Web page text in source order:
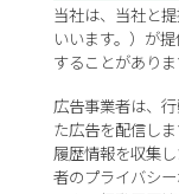
当社は、当社と
いいます。）が
することがありま
広告事業者は、
た広告を配信し
履歴情報を収集
者のプライバシ